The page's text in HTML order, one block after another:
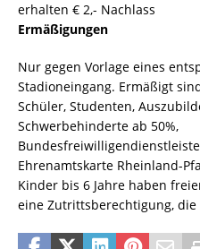
erhalten € 2,- Nachlass
Ermäßigungen
Nur gegen Vorlage eines
Stadioneingang. Ermäßigt
Schüler, Studenten,
Schwerbehinderte ab 50%,
Ehrenamtskarte Rheinland-
Kinder bis 6 Jahre haben
eine Zutrittsberechtigung,